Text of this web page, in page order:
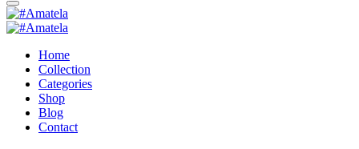
Home
Collection
Categories
Shop
Blog
Contact